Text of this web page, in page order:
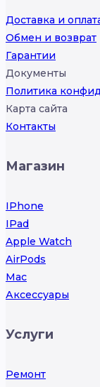
Доставка и
Обмен и возврат
Гарантии
Документы
Политика
Карта сайта
Контакты
Магазин
IPhone
IPad
Apple Watch
AirPods
Mac
Аксессуары
Услуги
Ремонт